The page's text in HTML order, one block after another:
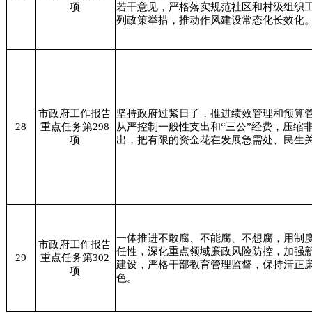
项
若干意见，严格落实规范社区和村级组织
列政策举措，推动作风建设常态化长效化
28
市政府工作报告
重点任务第298
项
坚持政府过紧日子，推进绩效管理和预算
从严控制一般性支出和“三公”经费，压缩
出，把有限的资金花在发展急需处、民生
29
市政府工作报告
重点任务第302
项
一体推进不敢腐、不能腐、不想腐，用制
任性，深化重点领域廉政风险防控，加强
建设，严格干部教育管理监督，保持清正
色。